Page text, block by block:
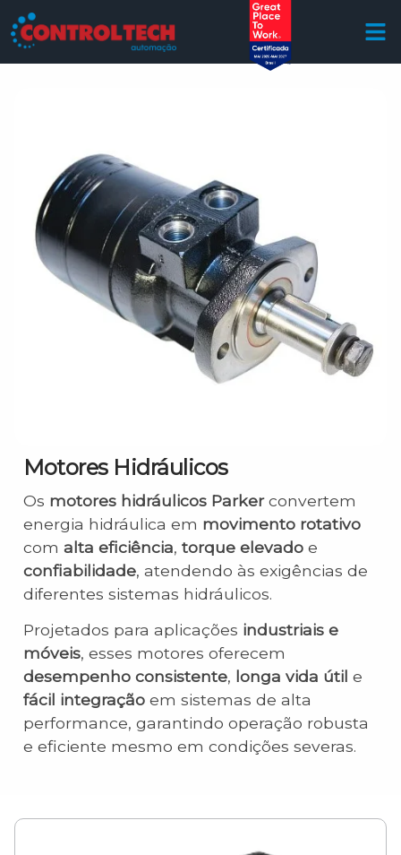
Motores Hidráulicos
Os motores hidráulicos Parkerconvertem
energia hidráulica em movimento rotativo
com alta eficiência, torque elevado e
confiabilidade, atendendo às exigências de
diferentes sistemas hidráulicos.
Projetados para aplicações industriais e
móveis, esses motores oferecem
desempenho consistente, longa vida útil e
fácil integração em sistemas de alta
performance, garantindo operação robusta
e eficiente mesmo em condições severas.